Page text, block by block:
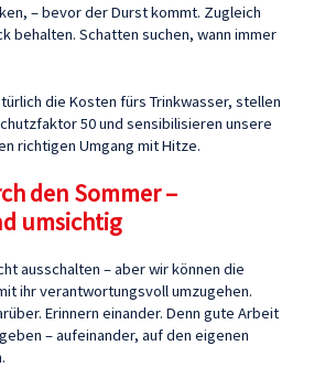
– bevor der Durst kommt. Zugleich
behalten. Schatten suchen, wann immer
die Kosten fürs Trinkwasser, stellen
50 und sensibilisieren unsere
richtigen Umgang mit Hitze.
den Sommer –
umsichtig
ausschalten – aber wir können die
ihr verantwortungsvoll umzugehen.
Erinnern einander. Denn gute Arbeit
– aufeinander, auf den eigenen